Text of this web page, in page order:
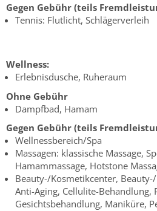
Gegen Gebühr (teils
Tennis: Flutlicht, Schlägerverleih
Wellness:
Erlebnisdusche, Ruheraum
Ohne Gebühr
Dampfbad, Hamam
Gegen Gebühr (teils
Wellnessbereich/Spa
Massagen: klassische Massage,
Hamammassage, Hotstone
Beauty-/Kosmetikcenter,
Anti-Aging, Cellulite-Behandlung,
Gesichtsbehandlung, Maniküre,